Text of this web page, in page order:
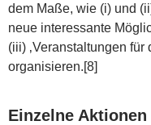
dem Maße, wie (i) und
neue interessante
(iii) ‚Veranstaltungen für
organisieren.[8]
Einzelne Aktionen